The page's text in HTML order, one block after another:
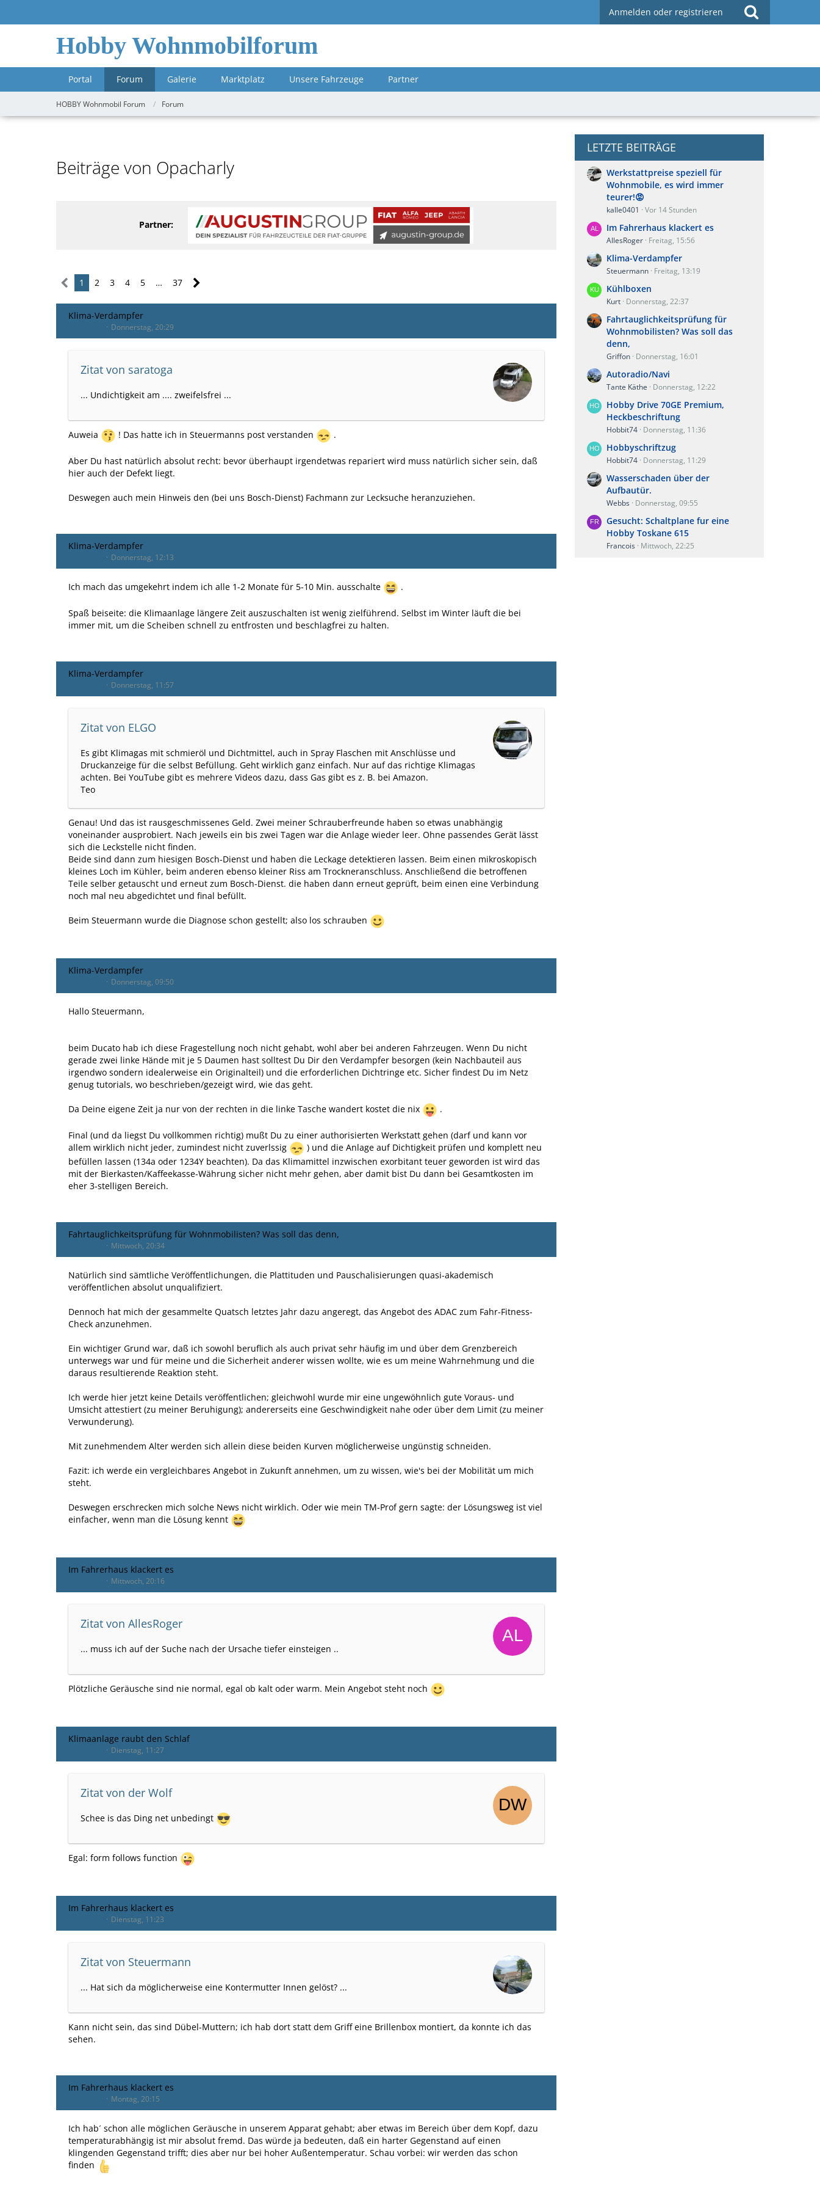
Anmelden oder registrieren
Hobby Wohnmobilforum
Portal Forum Galerie Marktplatz Unsere Fahrzeuge Partner
HOBBY Wohnmobil Forum Forum
Beiträge von Opacharly
Partner:
1 2 3 4 5 … 37
Klima-Verdampfer
Donnerstag, 20:29
Zitat von saratoga
... Undichtigkeit am .... zweifelsfrei ...
Auweia ! Das hatte ich in Steuermanns post verstanden .
Aber Du hast natürlich absolut recht: bevor überhaupt irgendetwas repariert wird muss natürlich sicher sein, daß
hier auch der Defekt liegt.
Deswegen auch mein Hinweis den (bei uns Bosch-Dienst) Fachmann zur Lecksuche heranzuziehen.
Klima-Verdampfer
Donnerstag, 12:13
Ich mach das umgekehrt indem ich alle 1-2 Monate für 5-10 Min. ausschalte .
Spaß beiseite: die Klimaanlage längere Zeit auszuschalten ist wenig zielführend. Selbst im Winter läuft die bei
immer mit, um die Scheiben schnell zu entfrosten und beschlagfrei zu halten.
Klima-Verdampfer
Donnerstag, 11:57
Zitat von ELGO
Es gibt Klimagas mit schmieröl und Dichtmittel, auch in Spray Flaschen mit Anschlüsse und
Druckanzeige für die selbst Befüllung. Geht wirklich ganz einfach. Nur auf das richtige Klimagas
achten. Bei YouTube gibt es mehrere Videos dazu, dass Gas gibt es z. B. bei Amazon.
Teo
Genau! Und das ist rausgeschmissenes Geld. Zwei meiner Schrauberfreunde haben so etwas unabhängig
voneinander ausprobiert. Nach jeweils ein bis zwei Tagen war die Anlage wieder leer. Ohne passendes Gerät lässt
sich die Leckstelle nicht finden.
Beide sind dann zum hiesigen Bosch-Dienst und haben die Leckage detektieren lassen. Beim einen mikroskopisch
kleines Loch im Kühler, beim anderen ebenso kleiner Riss am Trockneranschluss. Anschließend die betroffenen
Teile selber getauscht und erneut zum Bosch-Dienst. die haben dann erneut geprüft, beim einen eine Verbindung
noch mal neu abgedichtet und final befüllt.
Beim Steuermann wurde die Diagnose schon gestellt; also los schrauben
Klima-Verdampfer
Donnerstag, 09:50
Hallo Steuermann,
beim Ducato hab ich diese Fragestellung noch nicht gehabt, wohl aber bei anderen Fahrzeugen. Wenn Du nicht
gerade zwei linke Hände mit je 5 Daumen hast solltest Du Dir den Verdampfer besorgen (kein Nachbauteil aus
irgendwo sondern idealerweise ein Originalteil) und die erforderlichen Dichtringe etc. Sicher findest Du im Netz
genug tutorials, wo beschrieben/gezeigt wird, wie das geht.
Da Deine eigene Zeit ja nur von der rechten in die linke Tasche wandert kostet die nix .
Final (und da liegst Du vollkommen richtig) mußt Du zu einer authorisierten Werkstatt gehen (darf und kann vor
allem wirklich nicht jeder, zumindest nicht zuverlssig
) und die Anlage auf Dichtigkeit prüfen und komplett neu
befüllen lassen (134a oder 1234Y beachten). Da das Klimamittel inzwischen exorbitant teuer geworden ist wird das
mit der Bierkasten/Kaffeekasse-Währung sicher nicht mehr gehen, aber damit bist Du dann bei Gesamtkosten im
eher 3-stelligen Bereich.
Fahrtauglichkeitsprüfung für Wohnmobilisten? Was soll das denn,
Mittwoch, 20:34
Natürlich sind sämtliche Veröffentlichungen, die Plattituden und Pauschalisierungen quasi-akademisch
veröffentlichen absolut unqualifiziert.
Dennoch hat mich der gesammelte Quatsch letztes Jahr dazu angeregt, das Angebot des ADAC zum Fahr-Fitness-
Check anzunehmen.
Ein wichtiger Grund war, daß ich sowohl beruflich als auch privat sehr häufig im und über dem Grenzbereich
unterwegs war und für meine und die Sicherheit anderer wissen wollte, wie es um meine Wahrnehmung und die
daraus resultierende Reaktion steht.
Ich werde hier jetzt keine Details veröffentlichen; gleichwohl wurde mir eine ungewöhnlich gute Voraus- und
Umsicht attestiert (zu meiner Beruhigung); andererseits eine Geschwindigkeit nahe oder über dem Limit (zu meiner
Verwunderung).
Mit zunehmendem Alter werden sich allein diese beiden Kurven möglicherweise ungünstig schneiden.
Fazit: ich werde ein vergleichbares Angebot in Zukunft annehmen, um zu wissen, wie's bei der Mobilität um mich
steht.
Deswegen erschrecken mich solche News nicht wirklich. Oder wie mein TM-Prof gern sagte: der Lösungsweg ist viel
einfacher, wenn man die Lösung kennt
Im Fahrerhaus klackert es
Mittwoch, 20:16
Zitat von AllesRoger
... muss ich auf der Suche nach der Ursache tiefer einsteigen ..
Plötzliche Geräusche sind nie normal, egal ob kalt oder warm. Mein Angebot steht noch
Klimaanlage raubt den Schlaf
Dienstag, 11:27
Zitat von der Wolf
Schee is das Ding net unbedingt
Egal: form follows function
Im Fahrerhaus klackert es
Dienstag, 11:23
Zitat von Steuermann
... Hat sich da möglicherweise eine Kontermutter Innen gelöst? ...
Kann nicht sein, das sind Dübel-Muttern; ich hab dort statt dem Griff eine Brillenbox montiert, da konnte ich das
sehen.
Im Fahrerhaus klackert es
Montag, 20:15
Ich hab´ schon alle möglichen Geräusche in unserem Apparat gehabt; aber etwas im Bereich über dem Kopf, dazu
temperaturabhängig ist mir absolut fremd. Das würde ja bedeuten, daß ein harter Gegenstand auf einen
klingenden Gegenstand trifft; dies aber nur bei hoher Außentemperatur. Schau vorbei: wir werden das schon
finden
LETZTE BEITRÄGE
Werkstattpreise speziell für
Wohnmobile, es wird immer
teurer!😡
kalle0401 Vor 14 Stunden
Im Fahrerhaus klackert es
AllesRoger Freitag, 15:56
Klima-Verdampfer
Steuermann Freitag, 13:19
Kühlboxen
Kurt Donnerstag, 22:37
Fahrtauglichkeitsprüfung für
Wohnmobilisten? Was soll das
denn,
Griffon Donnerstag, 16:01
Autoradio/Navi
Tante Käthe Donnerstag, 12:22
Hobby Drive 70GE Premium,
Heckbeschriftung
Hobbit74 Donnerstag, 11:36
Hobbyschriftzug
Hobbit74 Donnerstag, 11:29
Wasserschaden über der
Aufbautür.
Webbs Donnerstag, 09:55
Gesucht: Schaltplane fur eine
Hobby Toskane 615
Francois Mittwoch, 22:25